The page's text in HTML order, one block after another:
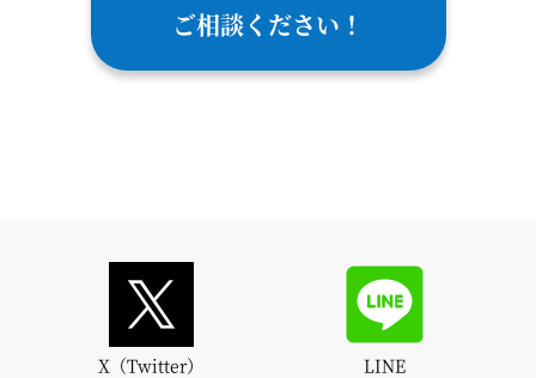
ご相談ください！
X（Twitter） LINE